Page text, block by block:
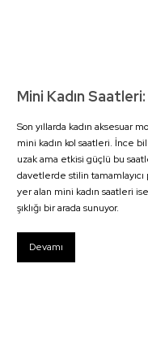
Mini Kadın
Son yıllarda kadın aksesuar
mini kadın kol saatleri. İnce
uzak ama etkisi güçlü bu
davetlerde stilin tamamlayıcı
yer alan mini kadın saatleri
şıklığı bir arada sunuyor.
Devamı